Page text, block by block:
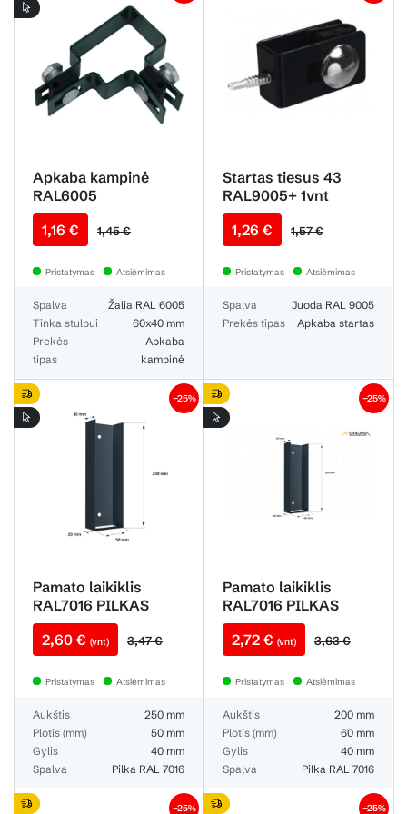
Apkaba kampinė
RAL6005
1,16 €
1,45 €
Pristatymas Atsiėmimas
Spalva
Žalia RAL 6005
Tinka stulpui
60x40 mm
Prekės
tipas
Apkaba
kampinė
Startas tiesus 43
RAL9005+ 1vnt
[Mont16-D 2K]
1,26 €
1,57 €
Pristatymas Atsiėmimas
Spalva
Juoda RAL 9005
Prekės tipas
Apkaba startas
Pamato laikiklis
RAL7016 PILKAS
BLIZGUS 50X250
metalinis (antracito
pamatui)
2,60 € (vnt) 3,47 €
Pristatymas Atsiėmimas
Aukštis
250 mm
Plotis (mm)
50 mm
Gylis
40 mm
Spalva
Pilka RAL 7016
−25%
Pamato laikiklis
RAL7016 PILKAS
BLIZGUS U60X200
metalinis
2,72 € (vnt) 3,63 €
Pristatymas Atsiėmimas
Aukštis
200 mm
Plotis (mm)
60 mm
Gylis
40 mm
Spalva
Pilka RAL 7016
−25%
−25% −25%